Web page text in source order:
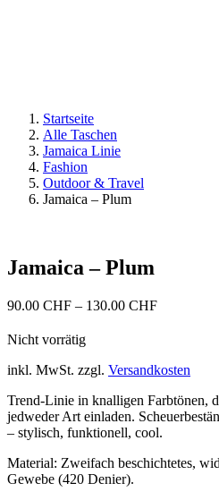
Startseite
Alle Taschen
Jamaica Linie
Fashion
Outdoor & Travel
Jamaica – Plum
Jamaica – Plum
90.00 CHF – 130.00 CHF
Nicht vorrätig
inkl. MwSt. zzgl. Versandkosten
Trend-Linie in knalligen Farbtönen,
jedweder Art einladen.
– stylisch, funktionell, cool.
Material: Zweifach beschichtetes,
Gewebe (420 Denier).